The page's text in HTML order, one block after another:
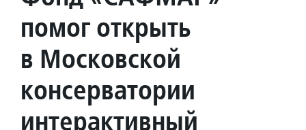
помог открыть
в Московской
консерватории
интерактивный